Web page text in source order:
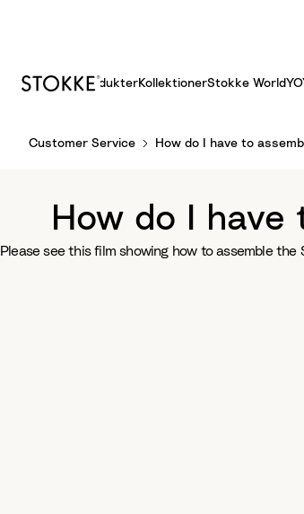
C
ProdukterKollektionerStokke World
Customer Service How do I have to
How do I
Please see this film showing how to assemble the